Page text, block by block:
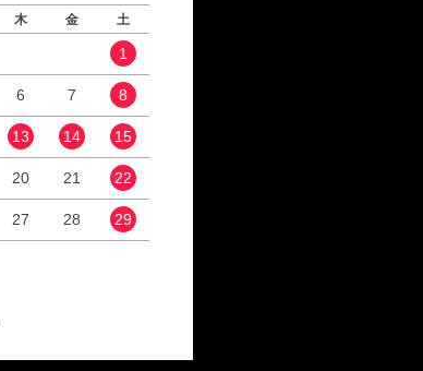
木 金 土
1
6 7 8
13 14 15
20 21 22
27 28 29